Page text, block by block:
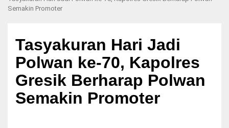
Semakin Promoter
Tasyakuran Hari Jadi
Polwan ke-70, Kapolres
Gresik Berharap Polwan
Semakin Promoter